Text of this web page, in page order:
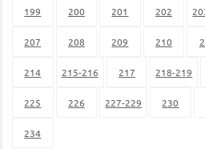
199 200 201 202
207 208 209 210
214 215-216 217 218-219
225 226 227-229 230
234